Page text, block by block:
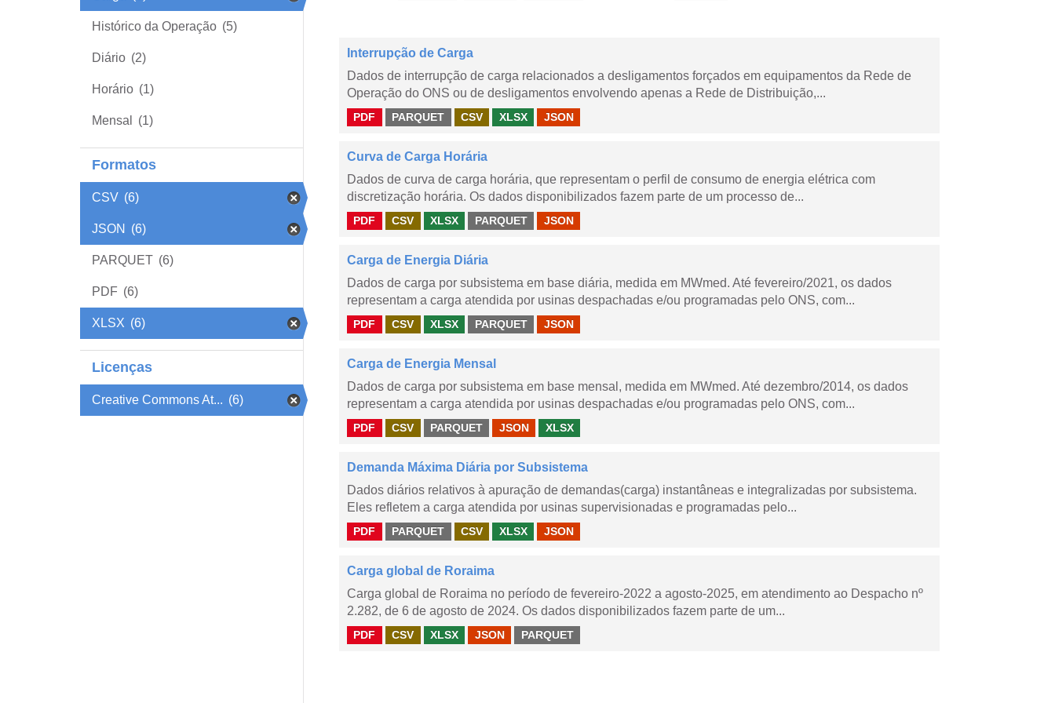
Histórico da Operação (5)
Diário (2)
Horário (1)
Mensal (1)
Formatos
CSV (6)
JSON (6)
PARQUET (6)
PDF (6)
XLSX (6)
Licenças
Creative Commons At... (6)
Interrupção de Carga
Dados de interrupção de carga relacionados a desligamentos forçados em equipamentos da Rede de
Operação do ONS ou de desligamentos envolvendo apenas a Rede de Distribuição,...
PDF PARQUET CSV XLSX JSON
Curva de Carga Horária
Dados de curva de carga horária, que representam o perfil de consumo de energia elétrica com
discretização horária. Os dados disponibilizados fazem parte de um processo de...
PDF CSV XLSX PARQUET JSON
Carga de Energia Diária
Dados de carga por subsistema em base diária, medida em MWmed. Até fevereiro/2021, os dados
representam a carga atendida por usinas despachadas e/ou programadas pelo ONS, com...
PDF CSV XLSX PARQUET JSON
Carga de Energia Mensal
Dados de carga por subsistema em base mensal, medida em MWmed. Até dezembro/2014, os dados
representam a carga atendida por usinas despachadas e/ou programadas pelo ONS, com...
PDF CSV PARQUET JSON XLSX
Demanda Máxima Diária por Subsistema
Dados diários relativos à apuração de demandas(carga) instantâneas e integralizadas por subsistema.
Eles refletem a carga atendida por usinas supervisionadas e programadas pelo...
PDF PARQUET CSV XLSX JSON
Carga global de Roraima
Carga global de Roraima no período de fevereiro-2022 a agosto-2025, em atendimento ao Despacho nº
2.282, de 6 de agosto de 2024. Os dados disponibilizados fazem parte de um...
PDF CSV XLSX JSON PARQUET